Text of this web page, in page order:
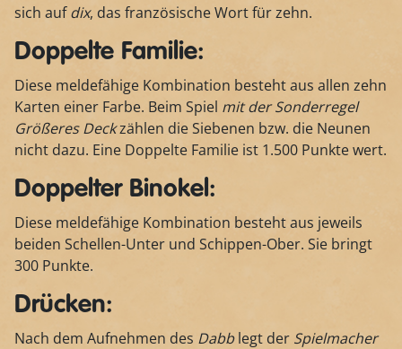
sich aufdix, das französische Wort für zehn.
Doppelte Familie:
Diese meldefähige Kombination besteht aus allen zehn
Karten einer Farbe. Beim Spiel mit der Sonderregel
Größeres Deckzählen die Siebenen bzw. die Neunen
nicht dazu. Eine Doppelte Familie ist 1.500 Punkte wert.
Doppelter Binokel:
Diese meldefähige Kombination besteht aus jeweils
beiden Schellen-Unter und Schippen-Ober. Sie bringt
300 Punkte.
Drücken:
Nach dem Aufnehmen des Dabblegt der Spielmacher